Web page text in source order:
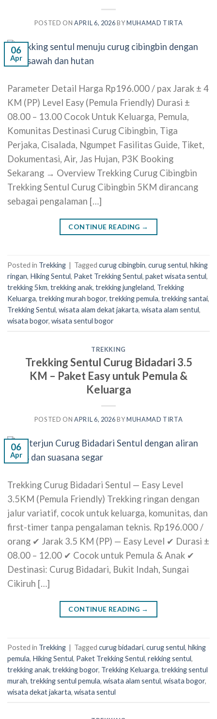
POSTED ONAPRIL 6, 2026BYMUHAMAD TIRTA
06
Apr
Parameter Detail Harga Rp196.000 / pax Jarak ± 4
KM (PP) Level Easy (Pemula Friendly) Durasi ±
08.00 – 13.00 Cocok Untuk Keluarga, Pemula,
Komunitas Destinasi Curug Cibingbin, Tiga
Perjaka, Cisalada, Ngumpet Fasilitas Guide, Tiket,
Dokumentasi, Air, Jas Hujan, P3K Booking
Sekarang → Overview Trekking Curug Cibingbin
Trekking Sentul Curug Cibingbin 5KM dirancang
sebagai pengalaman […]
CONTINUE READING →
Posted in Trekking | Tagged curug cibingbin, curug sentul, hiking
ringan, Hiking Sentul, Paket Trekking Sentul, paket wisata sentul,
trekking 5km, trekking anak, trekking jungleland, Trekking
Keluarga, trekking murah bogor, trekking pemula, trekking santai,
Trekking Sentul, wisata alam dekat jakarta, wisata alam sentul,
wisata bogor, wisata sentul bogor
TREKKING
Trekking Sentul Curug Bidadari 3.5
KM – Paket Easy untuk Pemula &
Keluarga
POSTED ONAPRIL 6, 2026BYMUHAMAD TIRTA
06
Apr
Trekking Curug Bidadari Sentul — Easy Level
3.5KM (Pemula Friendly) Trekking ringan dengan
jalur variatif, cocok untuk keluarga, komunitas, dan
first-timer tanpa pengalaman teknis. Rp196.000 /
orang ✔ Jarak 3.5 KM (PP) — Easy Level ✔ Durasi ±
08.00 – 12.00 ✔ Cocok untuk Pemula & Anak ✔
Destinasi: Curug Bidadari, Bukit Indah, Sungai
Cikiruh […]
CONTINUE READING →
Posted in Trekking | Tagged curug bidadari, curug sentul, hiking
pemula, Hiking Sentul, Paket Trekking Sentul, rekking sentul,
trekking anak, trekking bogor, Trekking Keluarga, trekking sentul
murah, trekking sentul pemula, wisata alam sentul, wisata bogor,
wisata dekat jakarta, wisata sentul